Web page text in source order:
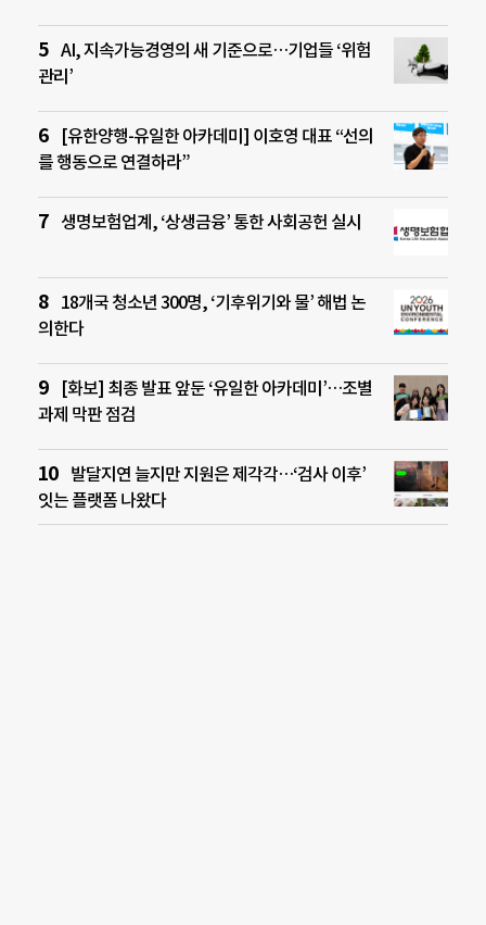
AI, 지속가능경영의 새 기준으로…기업들 ‘위험
관리’
[유한양행-유일한 아카데미] 이호영 대표 “선의
를 행동으로 연결하라”
생명보험업계, ‘상생금융’ 통한 사회공헌 실시
18개국 청소년 300명, ‘기후위기와 물’ 해법 논
의한다
[화보] 최종 발표 앞둔 ‘유일한 아카데미’…조별
과제 막판 점검
발달지연 늘지만 지원은 제각각…‘검사 이후’
잇는 플랫폼 나왔다